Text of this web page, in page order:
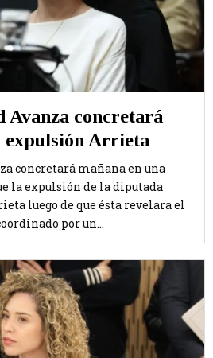
Avanza concretará
expulsión Arrieta
concretará mañana en una
la expulsión de la diputada
luego de que ésta revelara el
por un...